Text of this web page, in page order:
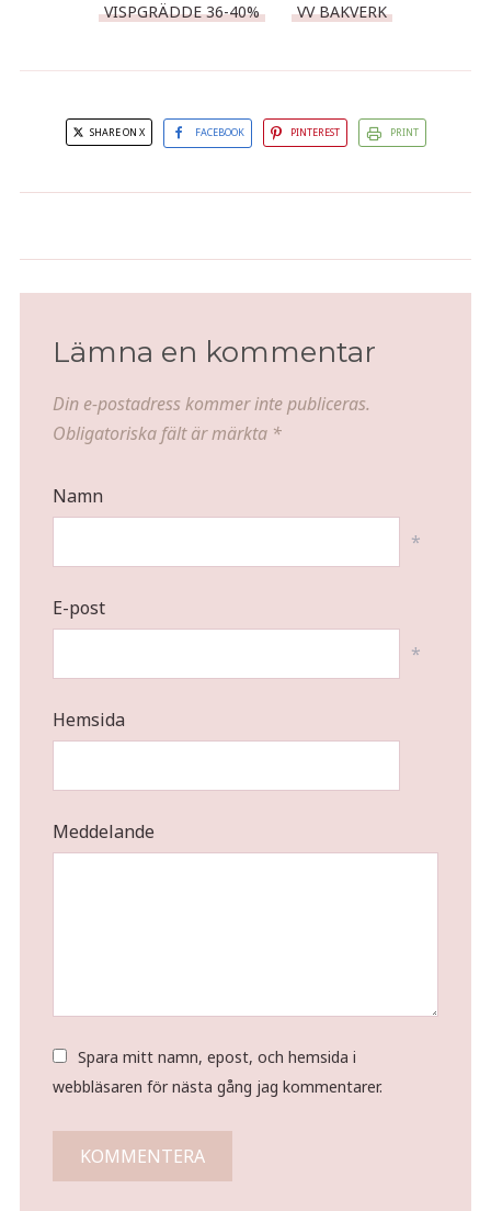
VISPGRÄDDE 36-40%
VV BAKVERK
SHARE ON X FACEBOOK PINTEREST PRINT
Lämna en kommentar
Din e-postadress kommer inte publiceras.
Obligatoriska fält är märkta *
Namn
*
E-post
*
Hemsida
Meddelande
Spara mitt namn, epost, och hemsida i
webbläsaren för nästa gång jag kommentarer.